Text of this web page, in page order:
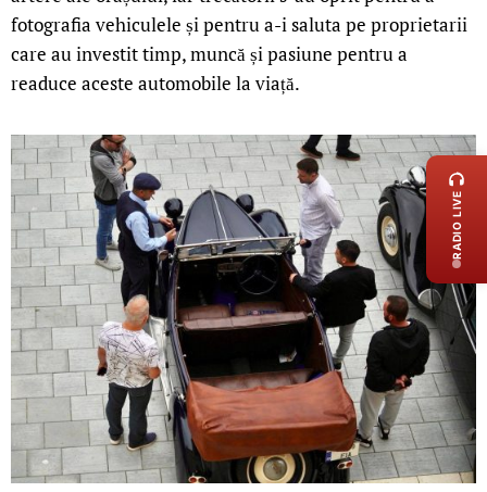
fotografia vehiculele și pentru a-i saluta pe proprietarii
care au investit timp, muncă și pasiune pentru a
readuce aceste automobile la viață.
LIVE
RADIO LIVE